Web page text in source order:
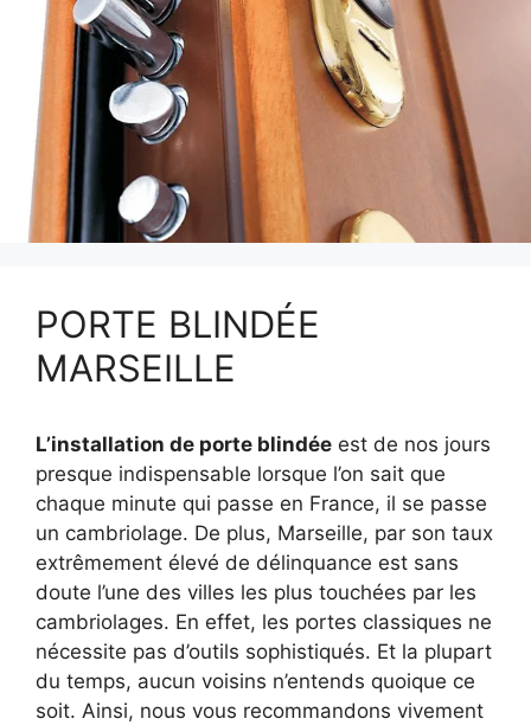
PORTE BLINDÉE
MARSEILLE
L’installation de porte blindée est de nos jours
presque indispensable lorsque l’on sait que
chaque minute qui passe en France, il se passe
un cambriolage. De plus, Marseille, par son taux
extrêmement élevé de délinquance est sans
doute l’une des villes les plus touchées par les
cambriolages. En effet, les portes classiques ne
nécessite pas d’outils sophistiqués. Et la plupart
du temps, aucun voisins n’entends quoique ce
soit. Ainsi, nous vous recommandons vivement